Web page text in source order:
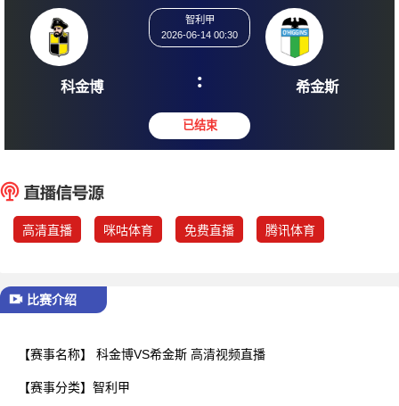
科金博
2026-06-14 00:30
: 希
高清直播 咪咕体育 免费直播 腾讯体育
比赛介绍
【赛事名称】 科金博VS希金斯 高清视频直播
【赛事分类】 智利甲